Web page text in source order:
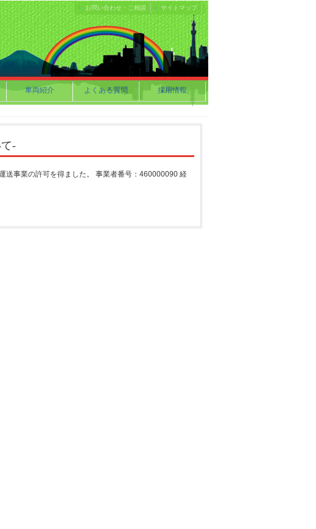
お問い合わせ・ご相談 サイトマップ
車両紹介 よくある質問 採用情報
-
送事業の許可を得ました。 事業者番号：460000090 経